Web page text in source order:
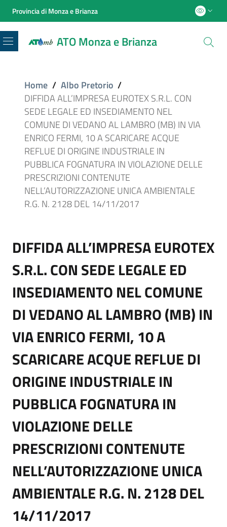
Provincia di Monza e Brianza
ATO Monza e Brianza
Menu
Home / Albo Pretorio /
DIFFIDA ALL’IMPRESA EUROTEX S.R.L. CON
SEDE LEGALE ED INSEDIAMENTO NEL
COMUNE DI VEDANO AL LAMBRO (MB) IN VIA
ENRICO FERMI, 10 A SCARICARE ACQUE
REFLUE DI ORIGINE INDUSTRIALE IN
PUBBLICA FOGNATURA IN VIOLAZIONE DELLE
PRESCRIZIONI CONTENUTE
NELL’AUTORIZZAZIONE UNICA AMBIENTALE
R.G. N. 2128 DEL 14/11/2017
DIFFIDA ALL’IMPRESA EUROTEX
S.R.L. CON SEDE LEGALE ED
INSEDIAMENTO NEL COMUNE
DI VEDANO AL LAMBRO (MB) IN
VIA ENRICO FERMI, 10 A
SCARICARE ACQUE REFLUE DI
ORIGINE INDUSTRIALE IN
PUBBLICA FOGNATURA IN
VIOLAZIONE DELLE
PRESCRIZIONI CONTENUTE
NELL’AUTORIZZAZIONE UNICA
AMBIENTALE R.G. N. 2128 DEL
14/11/2017